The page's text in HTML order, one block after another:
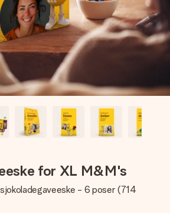
en beskjed som virkelig berører
bare masse kjærlighet i øyeblikket.
for XL M&M's
- 6 poser (714